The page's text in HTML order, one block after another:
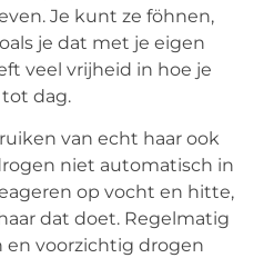
Je kunt ze föhnen,
je dat met je eigen
veel vrijheid in hoe je
dag.
van echt haar ook
niet automatisch in
op vocht en hitte,
dat doet. Regelmatig
en voorzichtig drogen